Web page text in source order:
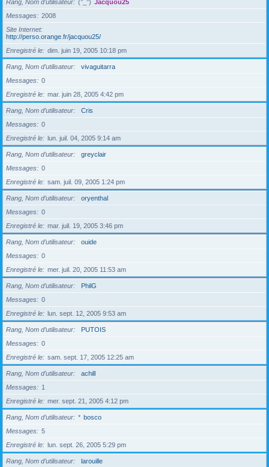
Rang, Nom d’utilisateur (°_°) Jacquou25
Messages
2008
Site Internet
http://perso.orange.fr/jacquou25/
Enregistré le
dim. juin 19, 2005 10:18 pm
Rang, Nom d’utilisateur
vivaguitarra
Messages
0
Enregistré le
mar. juin 28, 2005 4:42 pm
Rang, Nom d’utilisateur
Cris
Messages
0
Enregistré le
lun. juil. 04, 2005 9:14 am
Rang, Nom d’utilisateur
greyclair
Messages
0
Enregistré le
sam. juil. 09, 2005 1:24 pm
Rang, Nom d’utilisateur
oryenthal
Messages
0
Enregistré le
mar. juil. 19, 2005 3:46 pm
Rang, Nom d’utilisateur
ouide
Messages
0
Enregistré le
mer. juil. 20, 2005 11:53 am
Rang, Nom d’utilisateur
PhilG
Messages
0
Enregistré le
lun. sept. 12, 2005 9:53 am
Rang, Nom d’utilisateur
PUTOIS
Messages
0
Enregistré le
sam. sept. 17, 2005 12:25 am
Rang, Nom d’utilisateur
achill
Messages
1
Enregistré le
mer. sept. 21, 2005 4:12 pm
Rang, Nom d’utilisateur * bosco
Messages
5
Enregistré le
lun. sept. 26, 2005 5:29 pm
Rang, Nom d’utilisateur
larouille